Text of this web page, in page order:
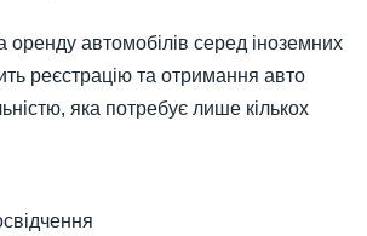
оренду автомобілів серед іноземних
реєстрацію та отримання авто
яка потребує лише кількох